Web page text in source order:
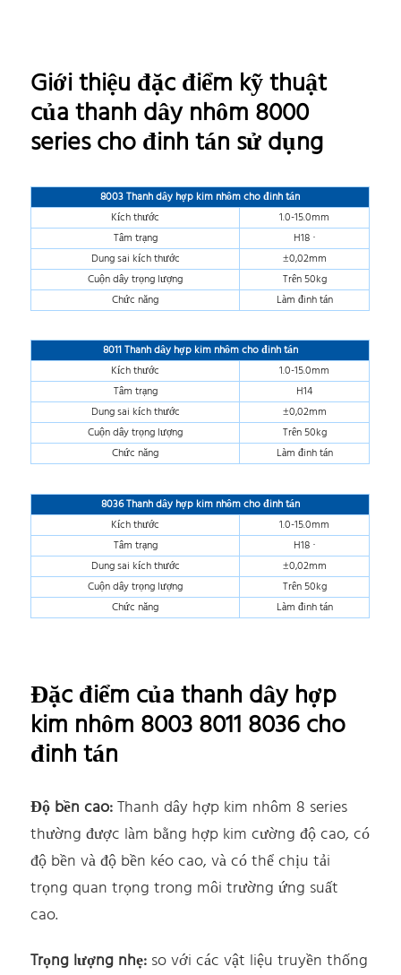
Giới thiệu đặc điểm kỹ thuật
của thanh dây nhôm 8000
series cho đinh tán sử dụng
8003 Thanh dây hợp kim nhôm cho đinh tán
Kích thước
1.0-15.0mm
Tâm trạng
H18 ·
Dung sai kích thước
±0,02mm
Cuộn dây trọng lượng
Trên 50kg
Chức năng
Làm đinh tán
8011 Thanh dây hợp kim nhôm cho đinh tán
Kích thước
1.0-15.0mm
Tâm trạng
H14
Dung sai kích thước
±0,02mm
Cuộn dây trọng lượng
Trên 50kg
Chức năng
Làm đinh tán
8036 Thanh dây hợp kim nhôm cho đinh tán
Kích thước
1.0-15.0mm
Tâm trạng
H18 ·
Dung sai kích thước
±0,02mm
Cuộn dây trọng lượng
Trên 50kg
Chức năng
Làm đinh tán
Đặc điểm của thanh dây hợp
kim nhôm 8003 8011 8036 cho
đinh tán
Độ bền cao:Thanh dây hợp kim nhôm 8 series
thường được làm bằng hợp kim cường độ cao, có
độ bền và độ bền kéo cao, và có thể chịu tải
trọng quan trọng trong môi trường ứng suất
cao.
Trọng lượng nhẹ: so với các vật liệu truyền thống